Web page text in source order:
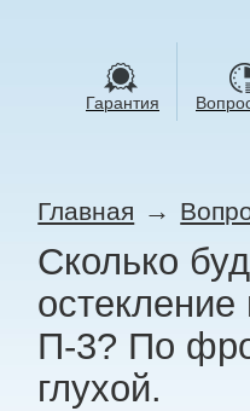
Гарантия
Главная →
Сколько
П-3? По
глухой.